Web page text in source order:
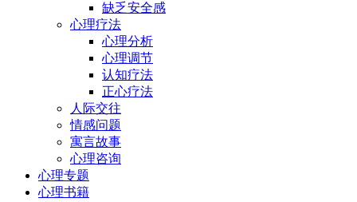
缺乏安全感
心理疗法
心理分析
心理调节
认知疗法
正心疗法
人际交往
情感问题
寓言故事
心理咨询
心理专题
心理书籍